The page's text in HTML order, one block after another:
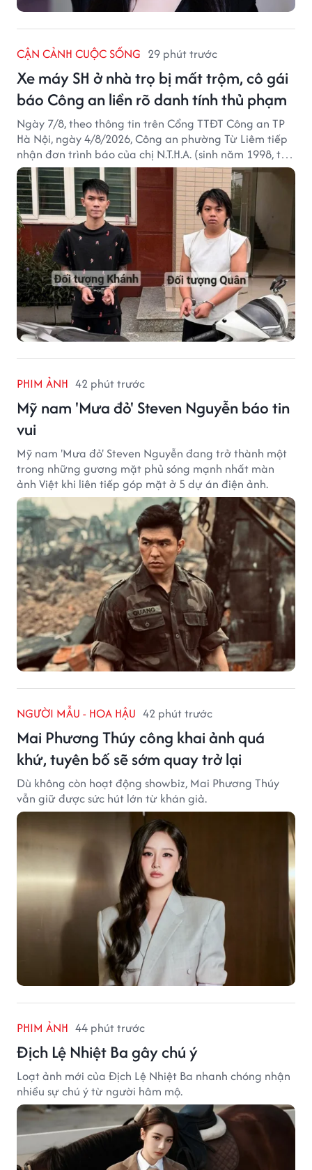
CẬN CẢNH CUỘC SỐNG 29 phút trước
Xe máy SH ở nhà trọ bị mất trộm, cô gái
báo Công an liền rõ danh tính thủ phạm
Ngày 7/8, theo thông tin trên Cổng TTĐT Công an TP
Hà Nội, ngày 4/8/2026, Công an phường Từ Liêm tiếp
nhận đơn trình báo của chị N.T.H.A. (sinh năm 1998, trú
tại phường Từ Liêm) về việc bị kẻ gian lấy trộm chiếc
xe mô tô Honda SH 125i, tại khu nhà trọ nơi đang sinh
sống.
PHIM ẢNH 42 phút trước
Mỹ nam 'Mưa đỏ' Steven Nguyễn báo tin
vui
Mỹ nam 'Mưa đỏ' Steven Nguyễn đang trở thành một
trong những gương mặt phủ sóng mạnh nhất màn
ảnh Việt khi liên tiếp góp mặt ở 5 dự án điện ảnh.
NGƯỜI MẪU - HOA HẬU 42 phút trước
Mai Phương Thúy công khai ảnh quá
khứ, tuyên bố sẽ sớm quay trở lại
Dù không còn hoạt động showbiz, Mai Phương Thúy
vẫn giữ được sức hút lớn từ khán giả.
PHIM ẢNH 44 phút trước
Địch Lệ Nhiệt Ba gây chú ý
Loạt ảnh mới của Địch Lệ Nhiệt Ba nhanh chóng nhận
nhiều sự chú ý từ người hâm mộ.